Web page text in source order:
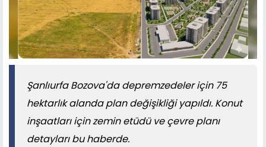
Şanlıurfa Bozova'da depremzedeler için 75
hektarlık alanda plan değişikliği yapıldı. Konut
inşaatları için zemin etüdü ve çevre planı
detayları bu haberde.